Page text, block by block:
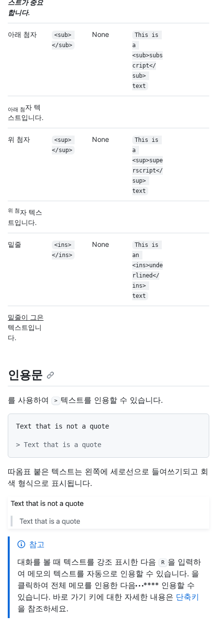
스트가 중요
합니다.
아래 첨자
<sub>
</sub>
None
This is
a
<sub>subs
cript</
sub>
text
아래 첨자 텍
스트입니다.
위 첨자
<sup>
</sup>
None
This is
a
<sup>supe
rscript</
sup>
text
위 첨자 텍스
트입니다.
밑줄
<ins>
</ins>
None
This is
an
<ins>unde
rlined</
ins>
text
밑줄이 그은
텍스트입니
다.
인용문
를 사용하여 > 텍스트를 인용할 수 있습니다.
Text that is not a quote
> Text that is a quote
따옴표 붙은 텍스트는 왼쪽에 세로선으로 들여쓰기되고 회
색 형식으로 표시됩니다.
참고
대화를 볼 때 텍스트를 강조 표시한 다음
R
을 입력하
여 메모의 텍스트를 자동으로 인용할 수 있습니다. 을
클릭하여 전체 메모를 인용한 다음
**** 인용할 수
있습니다. 바로 가기 키에 대한 자세한 내용은 단축키
을 참조하세요.